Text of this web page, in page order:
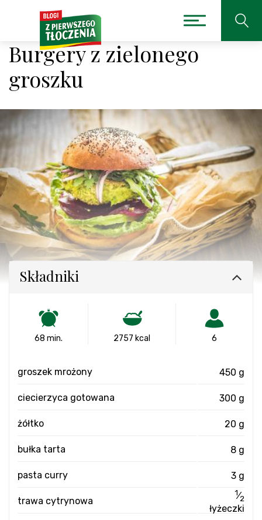
Burgery z zielonego
groszku
Składniki
68 min. 2757 kcal 6
groszek mrożony 450 g
ciecierzyca gotowana 300 g
żółtko 20 g
bułka tarta 8 g
pasta curry 3 g
trawa cytrynowa
1⁄2
łyżeczki